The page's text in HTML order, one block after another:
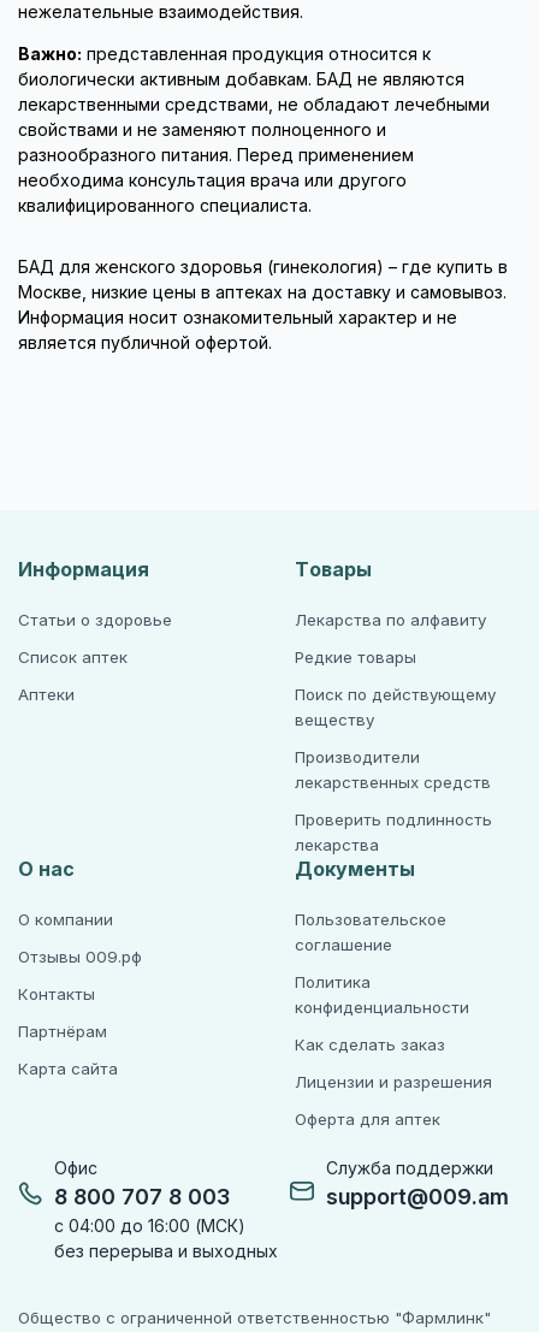
нежелательные взаимодействия.
Важно: представленная продукция относится к
биологически активным добавкам. БАД не являются
лекарственными средствами, не обладают лечебными
свойствами и не заменяют полноценного и
разнообразного питания. Перед применением
необходима консультация врача или другого
квалифицированного специалиста.
БАД для женского здоровья (гинекология) – где купить в
Москве, низкие цены в аптеках на доставку и самовывоз.
Информация носит ознакомительный характер и не
является публичной офертой.
Офис
8 800 707 8 003
с 04:00 до 16:00 (МСК)
без перерыва и выходных
Служба поддержки
support@009.am
Информация
Статьи о здоровье
Список аптек
Аптеки
Товары
Лекарства по алфавиту
Редкие товары
Поиск по действующему
веществу
Производители
лекарственных средств
Проверить подлинность
лекарства
О нас
О компании
Отзывы 009.рф
Контакты
Партнёрам
Карта сайта
Документы
Пользовательское
соглашение
Политика
конфиденциальности
Как сделать заказ
Лицензии и разрешения
Оферта для аптек
Общество с ограниченной ответственностью "Фармлинк"